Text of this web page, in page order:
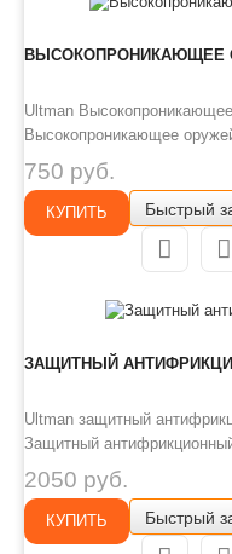
ВЫСОКОПРОНИКАЮЩЕЕ
Ultman
Высокопроникающее
очистки ствола оружия от
защиты от коррозии.
мелкие трещины,
Рекомендовано
химии для чистки оружия,
750 руб.
КУПИТЬ Быстрый
ЗАЩИТНЫЙ
Ultman защитный
Защитный
проведения обработки
защиты поверхностей,
а также механизмов
преждевременного выхода
2050 руб.
КУПИТЬ Быстрый